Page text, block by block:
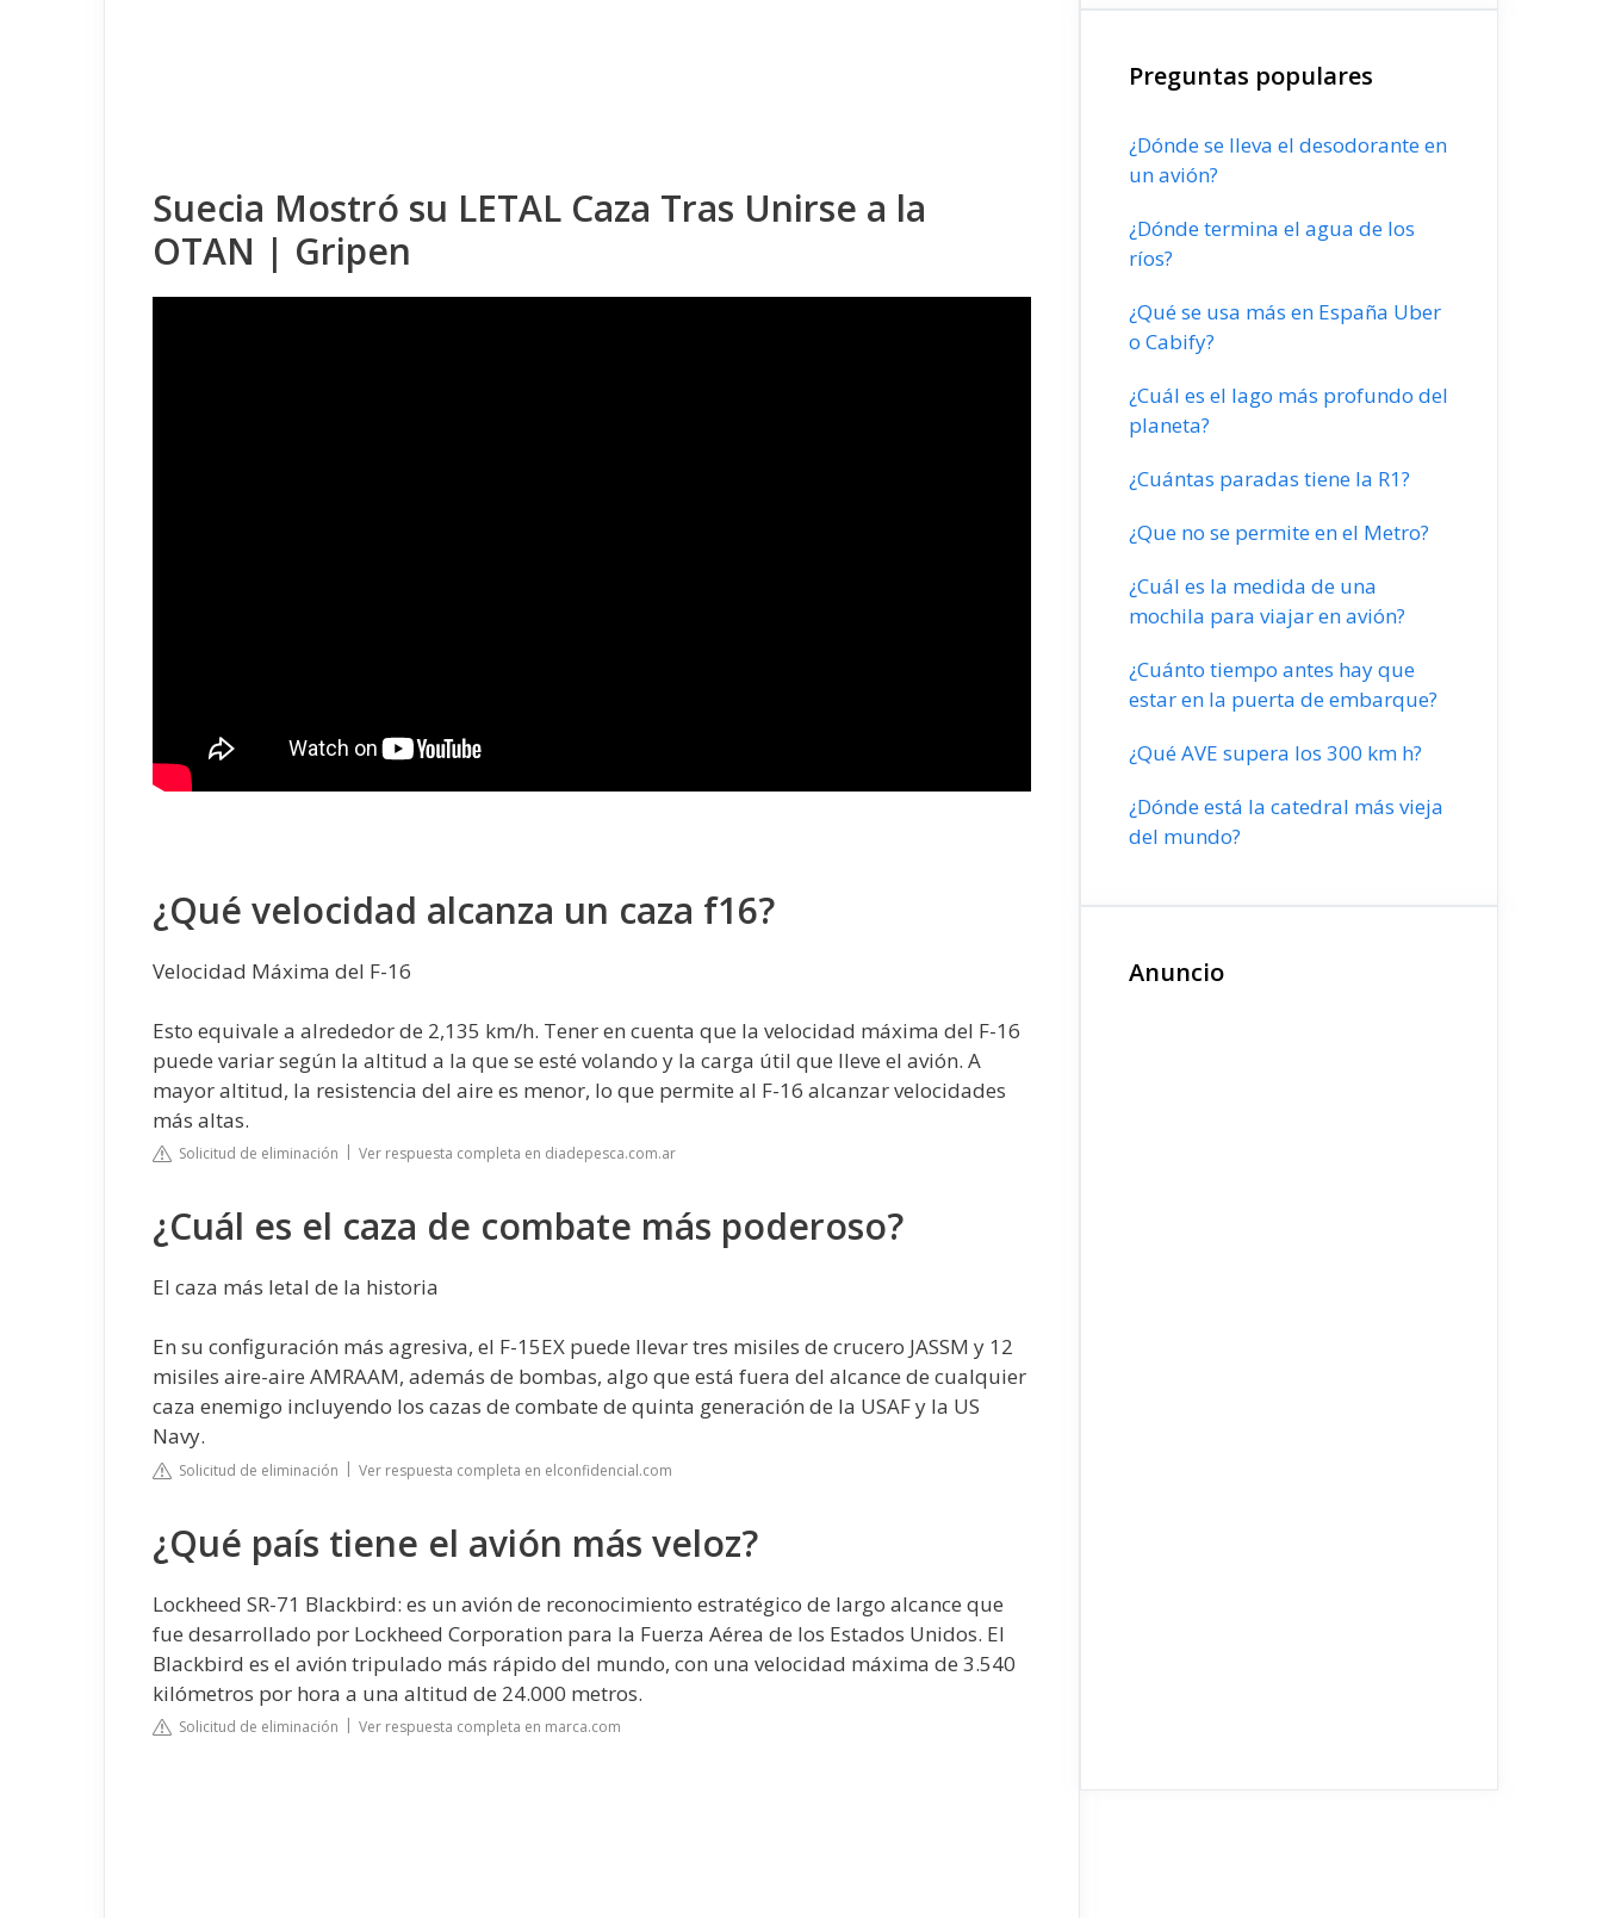
Suecia Mostró su LETAL Caza Tras Unirse a la
OTAN | Gripen
¿Qué velocidad alcanza un caza f16?
Velocidad Máxima del F-16
Esto equivale a alrededor de 2,135 km/h. Tener en cuenta que la velocidad máxima del F-16
puede variar según la altitud a la que se esté volando y la carga útil que lleve el avión. A
mayor altitud, la resistencia del aire es menor, lo que permite al F-16 alcanzar velocidades
más altas.
Solicitud de eliminación Ver respuesta completa en diadepesca.com.ar
¿Cuál es el caza de combate más poderoso?
El caza más letal de la historia
En su configuración más agresiva, el F-15EX puede llevar tres misiles de crucero JASSM y 12
misiles aire-aire AMRAAM, además de bombas, algo que está fuera del alcance de cualquier
caza enemigo incluyendo los cazas de combate de quinta generación de la USAF y la US
Navy.
Solicitud de eliminación Ver respuesta completa en elconfidencial.com
¿Qué país tiene el avión más veloz?
Lockheed SR-71 Blackbird: es un avión de reconocimiento estratégico de largo alcance que
fue desarrollado por Lockheed Corporation para la Fuerza Aérea de los Estados Unidos. El
Blackbird es el avión tripulado más rápido del mundo, con una velocidad máxima de 3.540
kilómetros por hora a una altitud de 24.000 metros.
Solicitud de eliminación Ver respuesta completa en marca.com
Preguntas populares
¿Dónde se lleva el desodorante en
un avión?
¿Dónde termina el agua de los
ríos?
¿Qué se usa más en España Uber
o Cabify?
¿Cuál es el lago más profundo del
planeta?
¿Cuántas paradas tiene la R1?
¿Que no se permite en el Metro?
¿Cuál es la medida de una
mochila para viajar en avión?
¿Cuánto tiempo antes hay que
estar en la puerta de embarque?
¿Qué AVE supera los 300 km h?
¿Dónde está la catedral más vieja
del mundo?
Anuncio